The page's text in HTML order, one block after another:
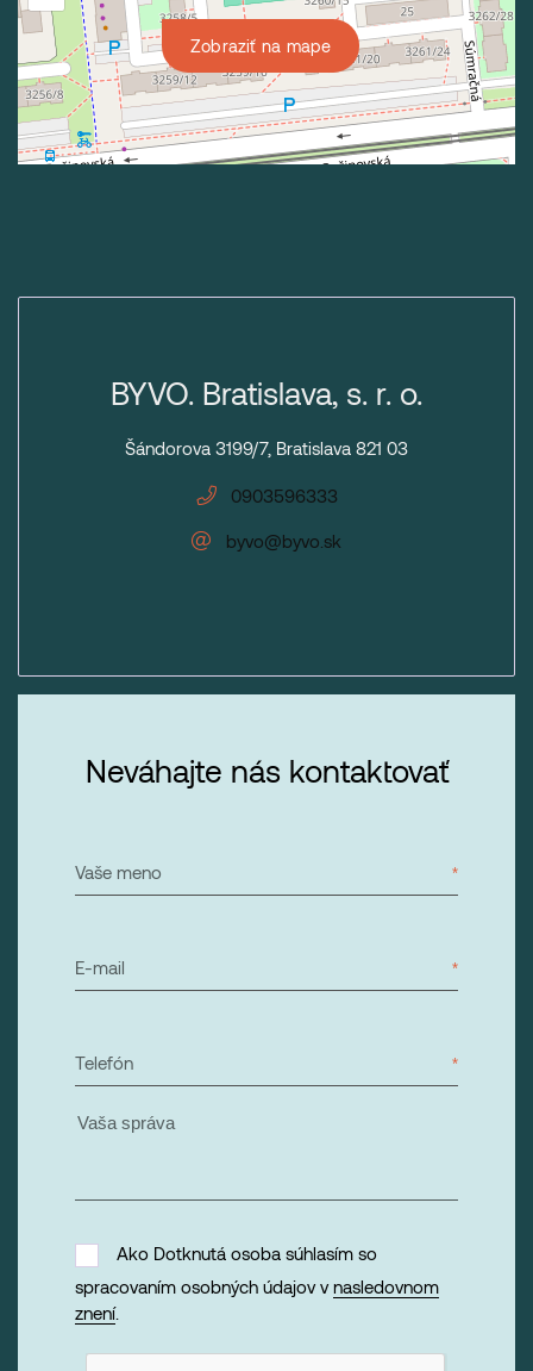
Zobraziť na mape
BYVO. Bratislava, s. r. o.
Šándorova 3199/7, Bratislava 821 03
0903596333
byvo@byvo.sk
Neváhajte nás kontaktovať
Vaše meno
E-mail
Telefón
Ako Dotknutá osoba súhlasím so
spracovaním osobných údajov vnasledovnom
znení.